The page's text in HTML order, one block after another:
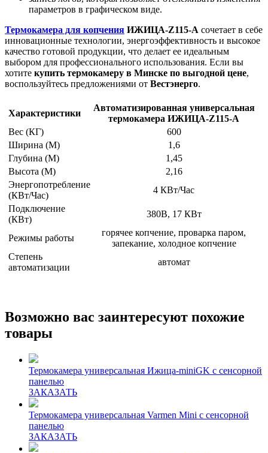
параметров в графическом виде.
Термокамера для копчения ИЖИЦА-Z115-A сочетает в себе
инновационные технологии, энергоэффективность и высокое
качество готовой продукции, что делает ее идеальным
выбором для профессионального использования. Если вы
хотите купить термокамеру в Минске по выгодной цене,
воспользуйтесь предложениями от Вестэнерго.
Характеристики
Автоматизированная универсальная
термокамера ИЖИЦА-Z115-A
Вес (КГ)
600
Ширина (М)
1,6
Глубина (М)
1,45
Высота (М)
2,16
Энергопотребление
(КВт/Час)
4 КВт/Час
Подключение
(КВт)
380В, 17 КВт
Режимы работы
горячее копчение, проварка паром,
запекание, холодное копчение
Степень
автоматизации
автомат
Возможно вас заинтересуют похожие
товары
Термокамера универсальная Ижица-miniGK с сенсорной
панелью
ЗАКАЗАТЬ
Термокамера универсальная Varmen Mini с сенсорной
панелью
ЗАКАЗАТЬ